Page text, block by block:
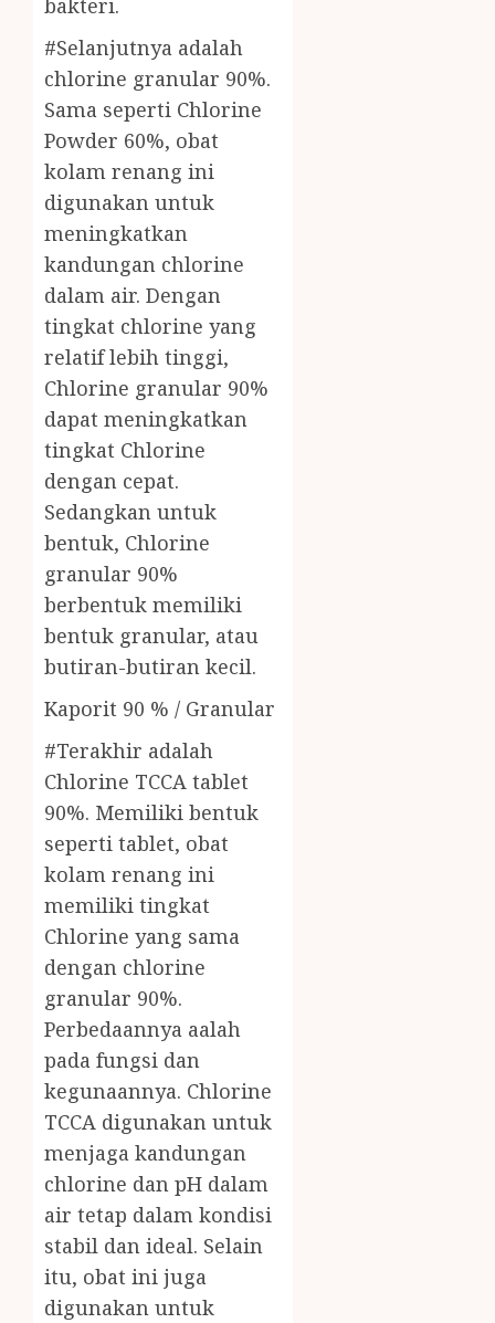
bakteri.
#Selanjutnya adalah
chlorine granular 90%.
Sama seperti Chlorine
Powder 60%, obat
kolam renang ini
digunakan untuk
meningkatkan
kandungan chlorine
dalam air. Dengan
tingkat chlorine yang
relatif lebih tinggi,
Chlorine granular 90%
dapat meningkatkan
tingkat Chlorine
dengan cepat.
Sedangkan untuk
bentuk, Chlorine
granular 90%
berbentuk memiliki
bentuk granular, atau
butiran-butiran kecil.
Kaporit 90 % / Granular
#Terakhir adalah
Chlorine TCCA tablet
90%. Memiliki bentuk
seperti tablet, obat
kolam renang ini
memiliki tingkat
Chlorine yang sama
dengan chlorine
granular 90%.
Perbedaannya aalah
pada fungsi dan
kegunaannya. Chlorine
TCCA digunakan untuk
menjaga kandungan
chlorine dan pH dalam
air tetap dalam kondisi
stabil dan ideal. Selain
itu, obat ini juga
digunakan untuk